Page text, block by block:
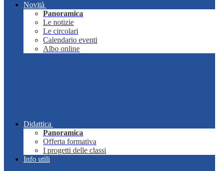
Novità
Panoramica
Le notizie
Le circolari
Calendario eventi
Albo online
Didattica
Panoramica
Offerta formativa
I progetti delle classi
Info utili